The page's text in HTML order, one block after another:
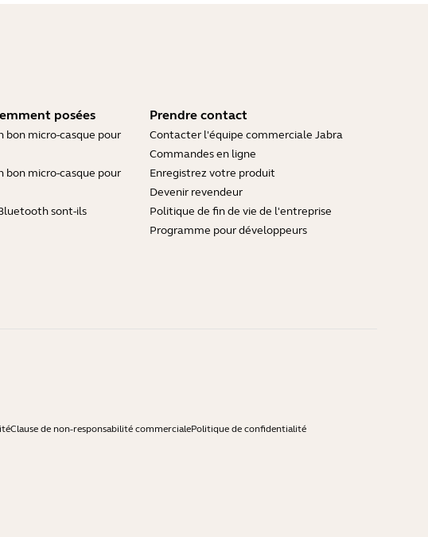
posées
bon micro-casque pour
bon micro-casque pour
sont-ils
Prendre contact
Contacter l'équipe commerciale Jabra
Commandes en ligne
Enregistrez votre produit
Devenir revendeur
Politique de fin de vie de l'entreprise
Programme pour développeurs
Clause de non-responsabilité commercialePolitique de confidentialité